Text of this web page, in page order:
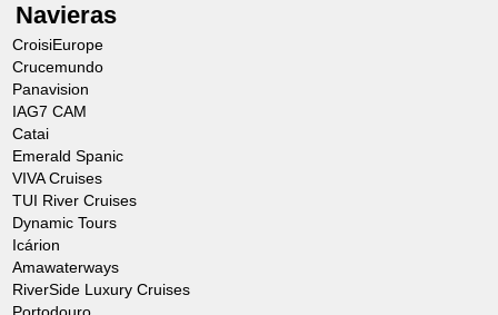
Navieras
CroisiEurope
Crucemundo
Panavision
IAG7 CAM
Catai
Emerald Spanic
VIVA Cruises
TUI River Cruises
Dynamic Tours
Icárion
Amawaterways
RiverSide Luxury Cruises